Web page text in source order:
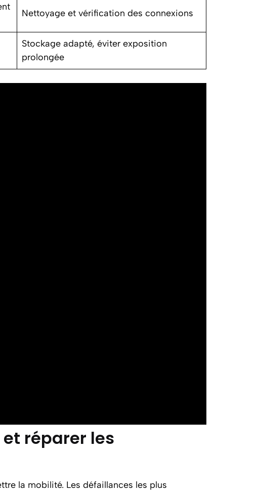
Nettoyage et vérification des connexions
Stockage adapté, éviter exposition
prolongée
réparer les
la mobilité. Les défaillances les plus